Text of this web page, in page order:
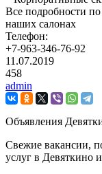
Все подробности
наших салонах
Телефон:
+7-963-346-76-92
11.07.2019
458
admin
Объявления
Свежие вакансии,
услуг в Девяткино